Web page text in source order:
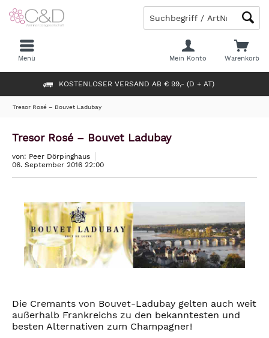
KOSTENLOSER VERSAND AB € 99,- (D + AT)
Warenkorb
Mein Konto
Menü
Tresor Rosé – Bouvet Ladubay
Tresor Rosé – Bouvet Ladubay
von: Peer Dörpinghaus
06. September 2016 22:00
Die Cremants von Bouvet-Ladubay gelten auch weit
außerhalb Frankreichs zu den bekanntesten und
besten Alternativen zum Champagner!